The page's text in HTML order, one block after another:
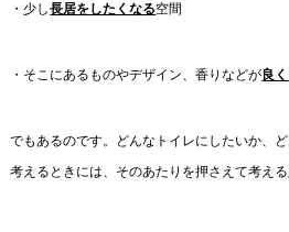
・少し長居をしたくなる空間
・そこにあるものやデザイン、香りなどが 良
でもあるのです。どんなトイレにしたいか、
考えるときには、そのあたりを押さえて考える